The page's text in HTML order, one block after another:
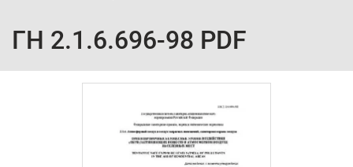
ГН 2.1.6.696-98 PDF